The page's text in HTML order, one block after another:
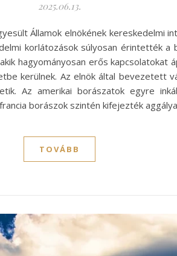
2025.06.13.
Államok elnökének kereskedelmi
korlátozások súlyosan érintették
hagyományosan erős kapcsolatokat
kerülnek. Az elnök által bevezetett
Az amerikai borászatok egyre
borászok szintén kifejezték
TOVÁBB